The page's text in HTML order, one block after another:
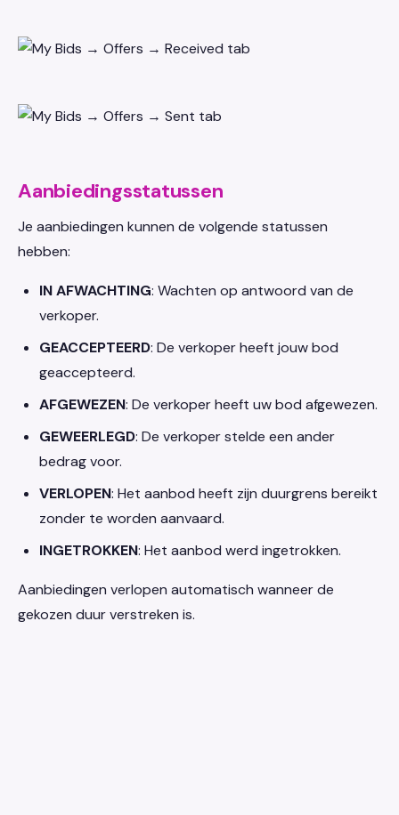
Aanbiedingsstatussen
Je aanbiedingen kunnen de volgende statussen
hebben:
IN AFWACHTING: Wachten op antwoord van de
verkoper.
GEACCEPTEERD: De verkoper heeft jouw bod
geaccepteerd.
AFGEWEZEN: De verkoper heeft uw bod afgewezen.
GEWEERLEGD: De verkoper stelde een ander
bedrag voor.
VERLOPEN: Het aanbod heeft zijn duurgrens bereikt
zonder te worden aanvaard.
INGETROKKEN: Het aanbod werd ingetrokken.
Aanbiedingen verlopen automatisch wanneer de
gekozen duur verstreken is.